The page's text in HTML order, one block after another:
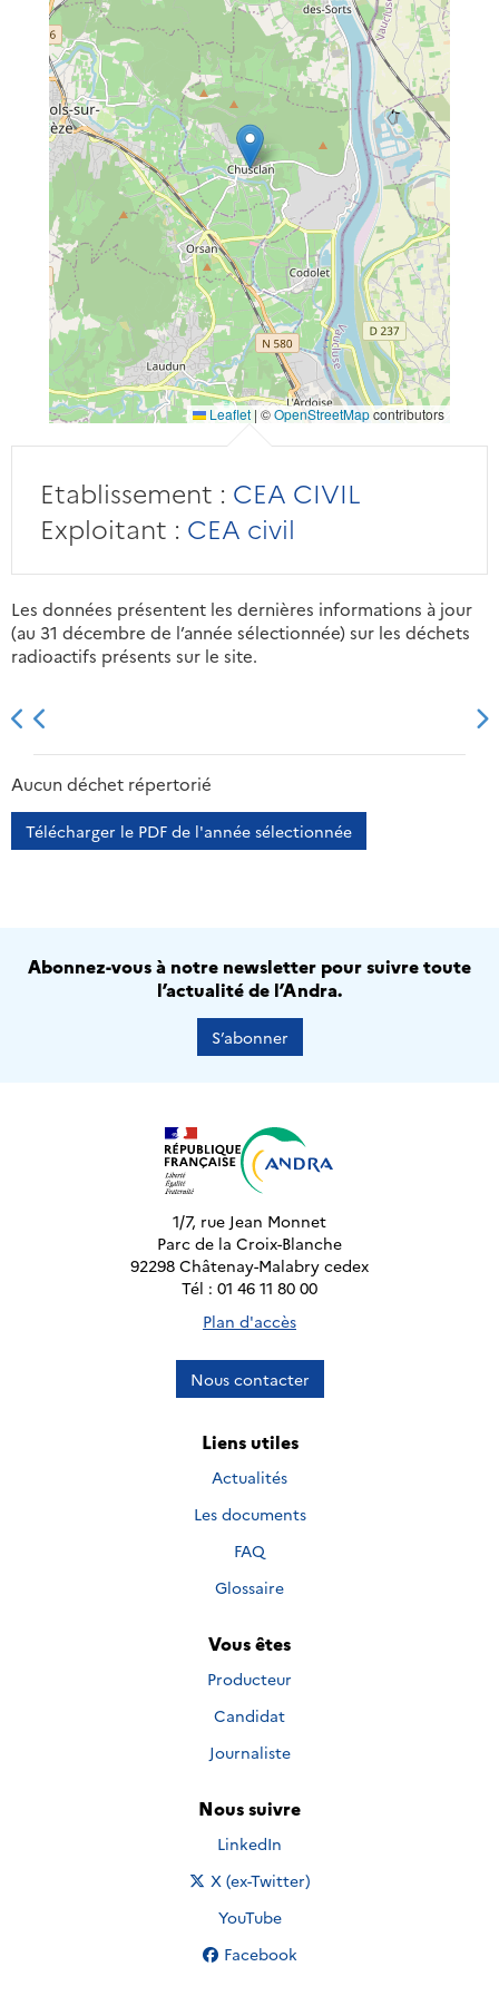
Leaflet | ©OpenStreetMapcontributors
Etablissement : CEA CIVIL
Exploitant : CEA civil
Les données présentent les dernières informations à jour
(au 31 décembre de l’année sélectionnée) sur les déchets
radioactifs présents sur le site.
2013 2014
Aucun déchet répertorié
Télécharger le PDF de l'année sélectionnée
Abonnez-vous à notre newsletter pour suivre toute
l’actualité de l’Andra.
S’abonner
1/7, rue Jean Monnet
Parc de la Croix-Blanche
92298 Châtenay-Malabry cedex
Tél : 01 46 11 80 00
Plan d'accès
Nous contacter
Liens utiles
Actualités
Les documents
FAQ
Glossaire
Vous êtes
Producteur
Candidat
Journaliste
Nous suivre
Nous suivre sur
LinkedIn
Nous suivre sur
X (ex-Twitter)
Nous suivre sur
YouTube
Nous suivre sur
Facebook